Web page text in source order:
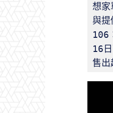
想家
與提
106
16
售出